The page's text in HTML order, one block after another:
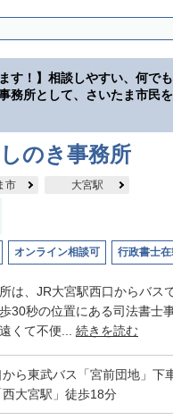
す！】相談しやすい、何で
務所として、さいたま市民を
のき事務所
市 大宮駅
オンライン相談可 行政書士
は、JR大宮駅西口からバス
30秒の位置にある司法書士
くて不便... 続きを読む
ら東武バス「宮前団地」下
西大宮駅」徒歩18分